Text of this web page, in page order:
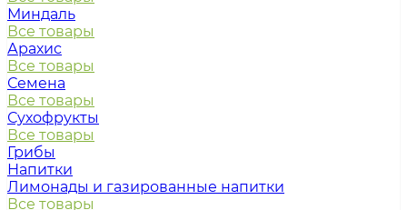
Миндаль
Все товары
Арахис
Все товары
Семена
Все товары
Сухофрукты
Все товары
Грибы
Напитки
Лимонады и газированные напитки
Все товары